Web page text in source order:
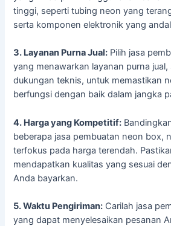
tinggi, seperti tubing neon yang
serta komponen elektronik yang
3. Layanan Purna Jual: Pilih jasa
yang menawarkan layanan purna
dukungan teknis, untuk memastikan
berfungsi dengan baik dalam jangka
4. Harga yang Kompetitif:
beberapa jasa pembuatan neon box,
terfokus pada harga terendah.
mendapatkan kualitas yang sesuai
Anda bayarkan.
5. Waktu Pengiriman: Carilah jasa
yang dapat menyelesaikan pesanan